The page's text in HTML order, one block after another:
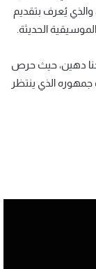
والذي يُعرف بتقديم
الحديثة.
حنا دهين، حيث حرص
الذي ينتظر